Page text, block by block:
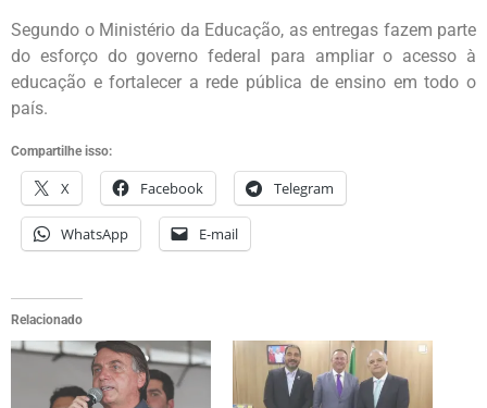
Segundo o Ministério da Educação, as entregas fazem parte
do esforço do governo federal para ampliar o acesso à
educação e fortalecer a rede pública de ensino em todo o
país.
Compartilhe isso:
X Facebook Telegram
WhatsApp E-mail
Relacionado